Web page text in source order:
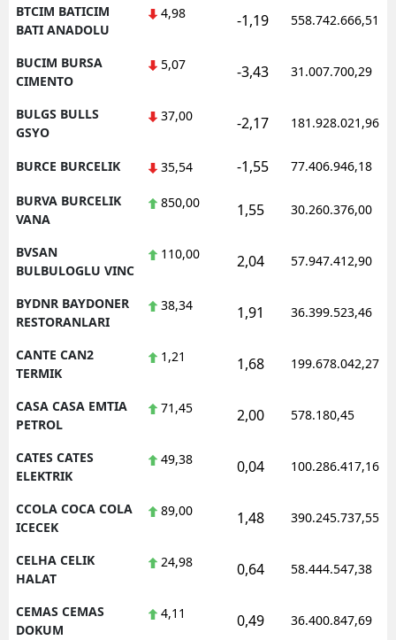
BTCIM BATICIM
BATI ANADOLU
4,98 -1,19 558.742.666,51
BUCIM BURSA
CIMENTO
5,07 -3,43 31.007.700,29
BULGS BULLS
GSYO
37,00 -2,17 181.928.021,96
BURCE BURCELIK 35,54 -1,55 77.406.946,18
BURVA BURCELIK
VANA
850,00 1,55 30.260.376,00
BVSAN
BULBULOGLU VINC
110,00 2,04 57.947.412,90
BYDNR BAYDONER
RESTORANLARI
38,34 1,91 36.399.523,46
CANTE CAN2
TERMIK
1,21 1,68 199.678.042,27
CASA CASA EMTIA
PETROL
71,45 2,00 578.180,45
CATES CATES
ELEKTRIK
49,38 0,04 100.286.417,16
CCOLA COCA COLA
ICECEK
89,00 1,48 390.245.737,55
CELHA CELIK
HALAT
24,98 0,64 58.444.547,38
CEMAS CEMAS
DOKUM
4,11 0,49 36.400.847,69